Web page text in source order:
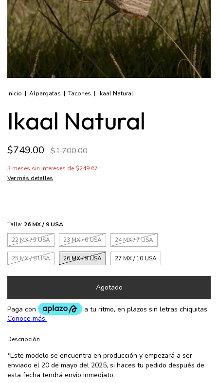
Inicio | Alpargatas | Tacones | Ikaal Natural
Ikaal Natural
$749.00 $1,700.00
3 meses sin intereses de $249.67
Ver más detalles
Talla: 26 MX / 9 USA
22 MX / 5 USA
23 MX / 6 USA 24 MX / 7 USA
25 MX / 8 USA 26 MX / 9 USA 27 MX / 10 USA
Descripción
*Este modelo se encuentra en producción y empezará a ser
enviado el 20 de mayo del 2025, si haces tu pedido después de
esta fecha tendrá envio inmediato.